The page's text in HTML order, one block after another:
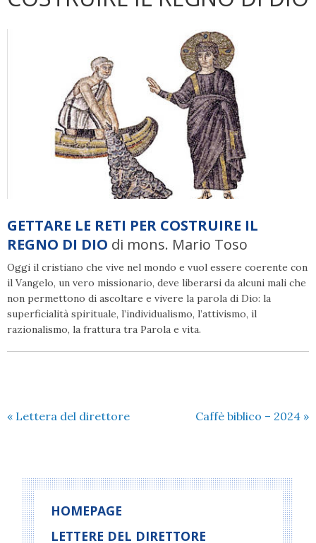
GETTARE LE RETI PER COSTRUIRE IL
REGNO DI DIO di mons. Mario Toso
Oggi il cristiano che vive nel mondo e vuol essere coerente con
il Vangelo, un vero missionario, deve liberarsi da alcuni mali che
non permettono di ascoltare e vivere la parola di Dio: la
superficialità spirituale, l’individualismo, l’attivismo, il
razionalismo, la frattura tra Parola e vita.
« Lettera del direttore Caffè biblico – 2024 »
HOMEPAGE
LETTERE DEL DIRETTORE